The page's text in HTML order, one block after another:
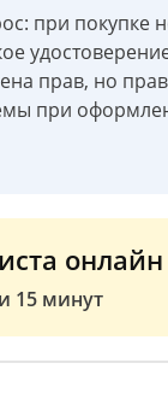
при
прав, но
при
онлайн
15 минут